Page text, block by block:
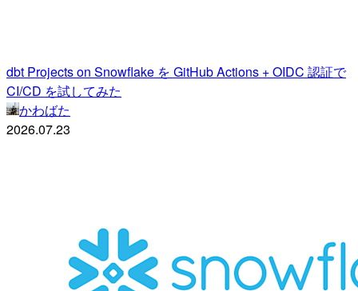
dbt Projects on Snowflake を GitHub Actions + OIDC 認証で
CI/CD を試してみた
かわばた
2026.07.23